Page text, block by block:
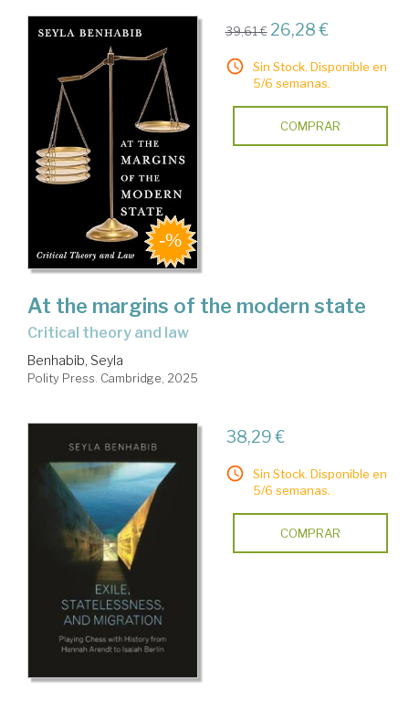
39,61 € 26,28 €
Sin Stock. Disponible en
5/6 semanas.
COMPRAR
At the margins of the modern state
critical theory and law
Benhabib, Seyla
Polity Press. Cambridge, 2025
38,29 €
Sin Stock. Disponible en
5/6 semanas.
COMPRAR